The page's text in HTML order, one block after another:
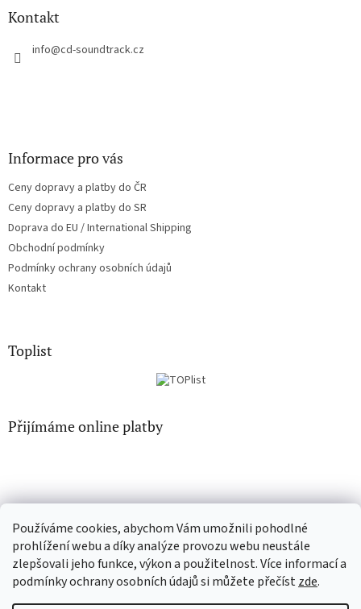
Používáme cookies, abychom Vám umožnili pohodlné
prohlížení webu a díky analýze provozu webu neustále
zlepšovali jeho funkce, výkon a použitelnost. Více informací a
podmínky ochrany osobních údajů si můžete přečístzde.
Kontakt
info@cd-soundtrack.cz
Informace pro vás
Ceny dopravy a platby do ČR
Ceny dopravy a platby do SR
Doprava do EU / International Shipping
Obchodní podmínky
Podmínky ochrany osobních údajů
Kontakt
Toplist
Přijímáme online platby
CD-hudba.cz EN-filmy.cz